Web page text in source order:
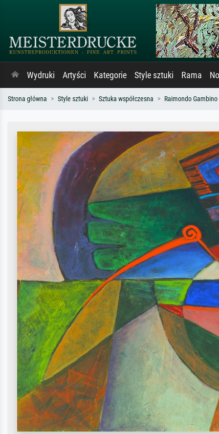
Wydruki Artyści Kategorie Style sztuki Rama
Strona główna Style sztuki Sztuka współczesna Raimondo Gambino